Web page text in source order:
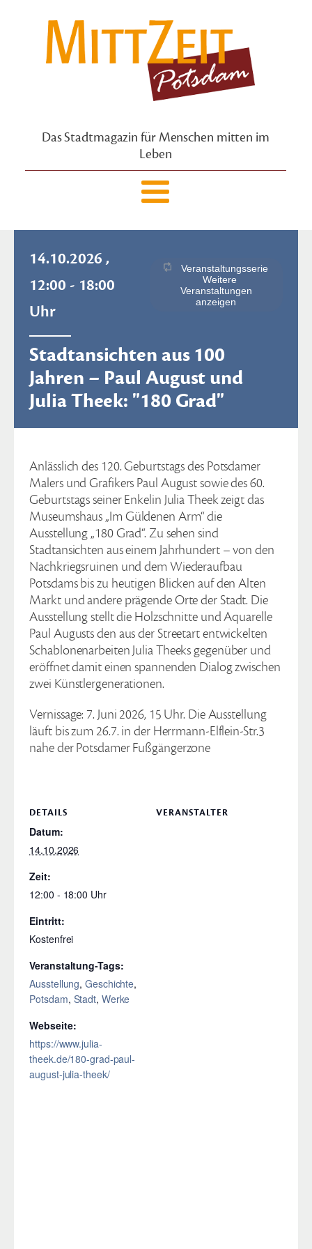
Das Stadtmagazin für Menschen mitten im
Leben
14.10.2026 ,
12:00 - 18:00
Uhr
Veranstaltungsserie
Weitere
Veranstaltungen
anzeigen
Stadtansichten aus 100
Jahren – Paul August und
Julia Theek: "180 Grad"
Anlässlich des 120. Geburtstags des Potsdamer
Malers und Grafikers Paul August sowie des 60.
Geburtstags seiner Enkelin Julia Theek zeigt das
Museumshaus „Im Güldenen Arm“ die
Ausstellung „180 Grad“. Zu sehen sind
Stadtansichten aus einem Jahrhundert – von den
Nachkriegsruinen und dem Wiederaufbau
Potsdams bis zu heutigen Blicken auf den Alten
Markt und andere prägende Orte der Stadt. Die
Ausstellung stellt die Holzschnitte und Aquarelle
Paul Augusts den aus der Streetart entwickelten
Schablonenarbeiten Julia Theeks gegenüber und
eröffnet damit einen spannenden Dialog zwischen
zwei Künstlergenerationen.
Vernissage: 7. Juni 2026, 15 Uhr. Die Ausstellung
läuft bis zum 26.7. in der Herrmann-Elflein-Str.3
nahe der Potsdamer Fußgängerzone
DETAILS
Datum:
14.10.2026
Zeit:
12:00 - 18:00
Eintritt:
Kostenfrei
Veranstaltung-Tags:
Ausstellung,Geschichte,
Potsdam, Stadt, Werke
Webseite:
https://www.julia-
theek.de/180-grad-paul-
august-julia-theek/
VERANSTALTER